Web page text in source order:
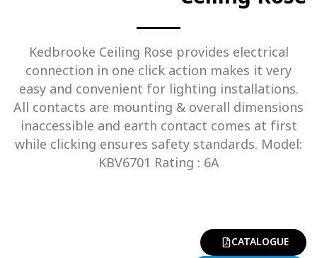
Kedbrooke Ceiling Rose provides electrical
connection in one click action makes it very
easy and convenient for lighting installations.
All contacts are mounting & overall dimensions
inaccessible and earth contact comes at first
while clicking ensures safety standards. Model:
KBV6701 Rating : 6A
CATALOGUE